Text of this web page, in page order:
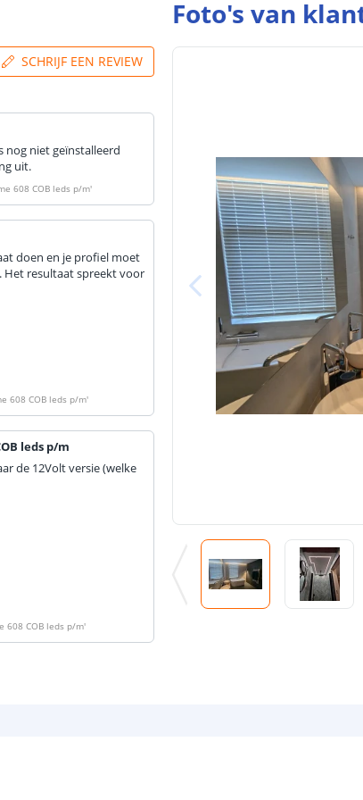
SCHRIJF EEN REVIEW
nog niet geïnstalleerd
uit.
608 COB leds p/m'
doen en je profiel moet
Het resultaat spreekt voor
608 COB leds p/m'
leds p/m
de 12Volt versie (welke
COB leds p/m'
Foto's van